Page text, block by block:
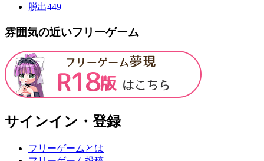
脱出449
雰囲気の近いフリーゲーム
サインイン・登録
フリーゲームとは